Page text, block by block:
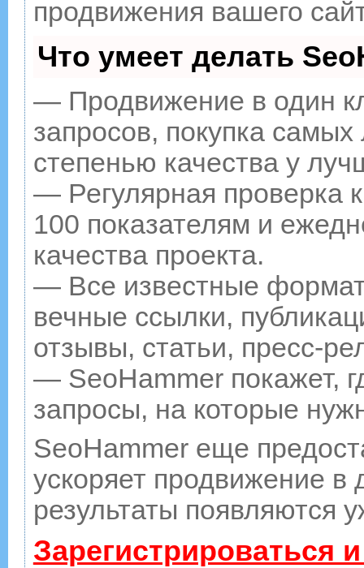
продвижения вашего
Что умеет делать
— Продвижение в один
запросов, покупка
степенью качества у
— Регулярная проверка
100 показателям и
качества проекта.
— Все известные
вечные ссылки,
отзывы, статьи, пресс-
— SeoHammer покажет,
запросы, на которые
SeoHammer еще
ускоряет продвижение в
результаты появляются
Зарегистрироваться